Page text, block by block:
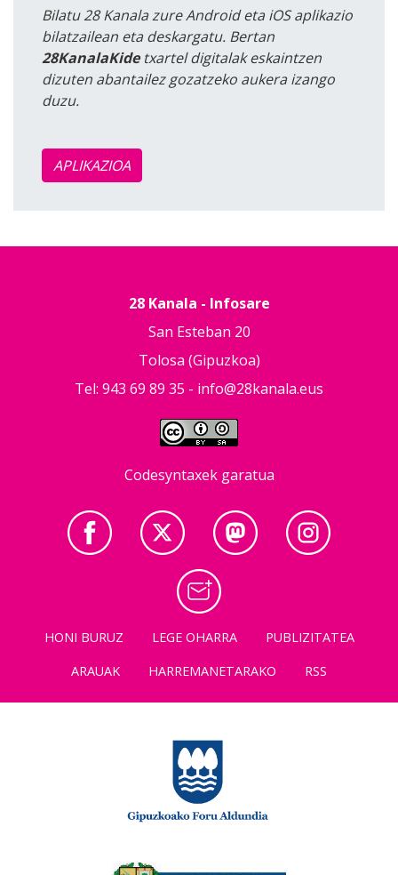
Bilatu 28 Kanala zure Android eta iOS aplikazio
bilatzailean eta deskargatu. Bertan
28KanalaKidetxartel digitalak eskaintzen
dizuten abantailez gozatzeko aukera izango
duzu.
APLIKAZIOA
28 Kanala - Infosare
San Esteban 20
Tolosa (Gipuzkoa)
Tel: 943 69 89 35 - info@28kanala.eus
Codesyntaxek garatua
HONI BURUZ LEGE OHARRA
PUBLIZITATEA
ARAUAK
HARREMANETARAKO RSS